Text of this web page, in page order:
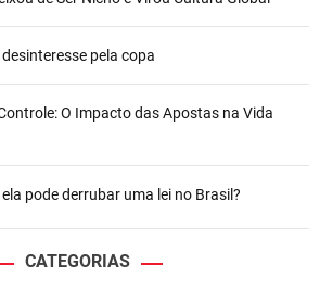
pela copa
O Impacto das Apostas na Vida
pode derrubar uma lei no Brasil?
CATEGORIAS